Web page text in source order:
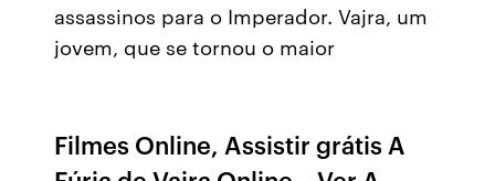
assassinos para o Imperador. Vajra, um
jovem, que se tornou o maior
Filmes Online, Assistir grátis A